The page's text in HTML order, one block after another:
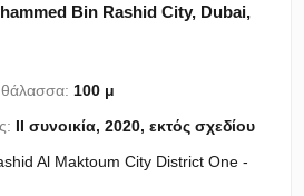
Bin Rashid City, Dubai,
100 μ
II συνοικία, 2020, εκτός σχεδίου
Al Maktoum City District One -